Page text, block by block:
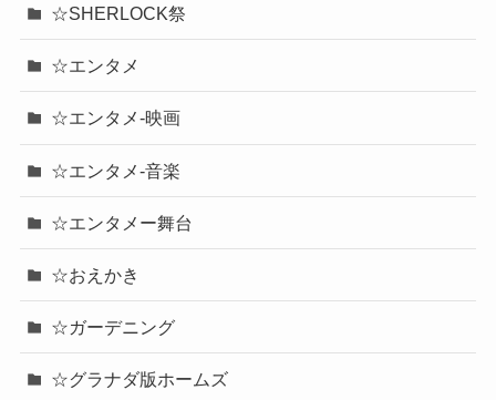
☆SHERLOCK祭
☆エンタメ
☆エンタメ-映画
☆エンタメ-音楽
☆エンタメー舞台
☆おえかき
☆ガーデニング
☆グラナダ版ホームズ